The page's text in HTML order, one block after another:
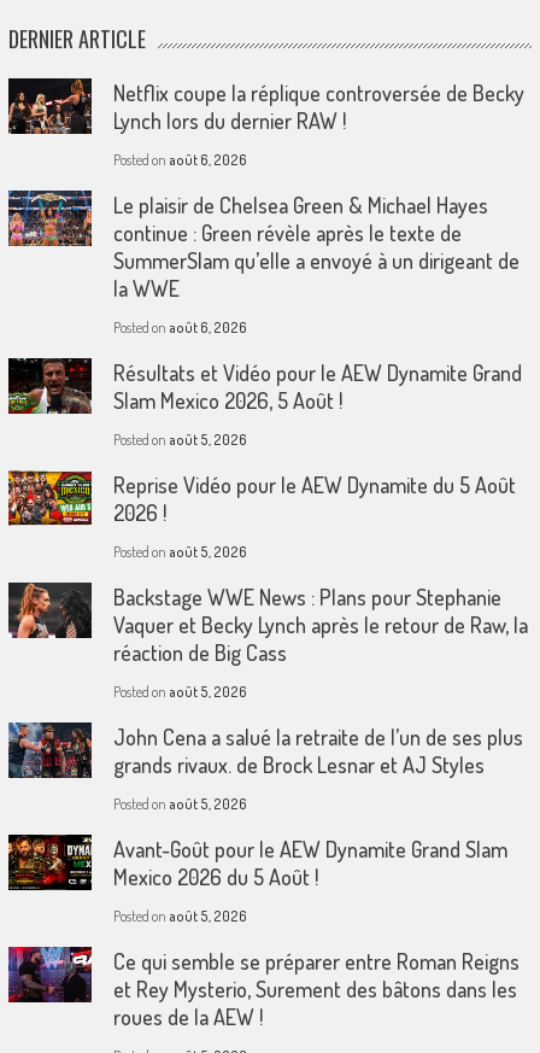
DERNIER ARTICLE
Netflix coupe la réplique controversée de Becky
Lynch lors du dernier RAW !
Posted on août 6, 2026
Le plaisir de Chelsea Green & Michael Hayes
continue : Green révèle après le texte de
SummerSlam qu’elle a envoyé à un dirigeant de
la WWE
Posted on août 6, 2026
Résultats et Vidéo pour le AEW Dynamite Grand
Slam Mexico 2026, 5 Août !
Posted on août 5, 2026
Reprise Vidéo pour le AEW Dynamite du 5 Août
2026 !
Posted on août 5, 2026
Backstage WWE News : Plans pour Stephanie
Vaquer et Becky Lynch après le retour de Raw, la
réaction de Big Cass
Posted on août 5, 2026
John Cena a salué la retraite de l’un de ses plus
grands rivaux. de Brock Lesnar et AJ Styles
Posted on août 5, 2026
Avant-Goût pour le AEW Dynamite Grand Slam
Mexico 2026 du 5 Août !
Posted on août 5, 2026
Ce qui semble se préparer entre Roman Reigns
et Rey Mysterio, Surement des bâtons dans les
roues de la AEW !